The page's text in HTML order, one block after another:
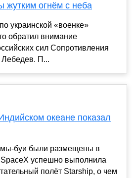
огнём с неба
украинской «военке»
обратил внимание
сил Сопротивления
Лебедев. П...
океане показал
буи были размещены в
успешно выполнила
полёт Starship, о чем